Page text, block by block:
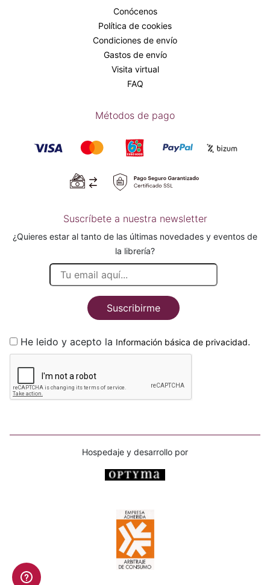
Conócenos
Política de cookies
Condiciones de envío
Gastos de envío
Visita virtual
FAQ
Métodos de pago
Suscríbete a nuestra newsletter
¿Quieres estar al tanto de las últimas novedades y eventos de
la librería?
Suscribirme
He leido y acepto la Información básica de privacidad.
Hospedaje y desarrollo por